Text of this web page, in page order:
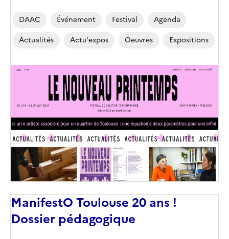
DAAC Événement Festival
Agenda
Actualités
Actu'expos Oeuvres Expositions
Image
couverture
(conseillée)
ManifestO Toulouse 20 ans !
Dossier pédagogique